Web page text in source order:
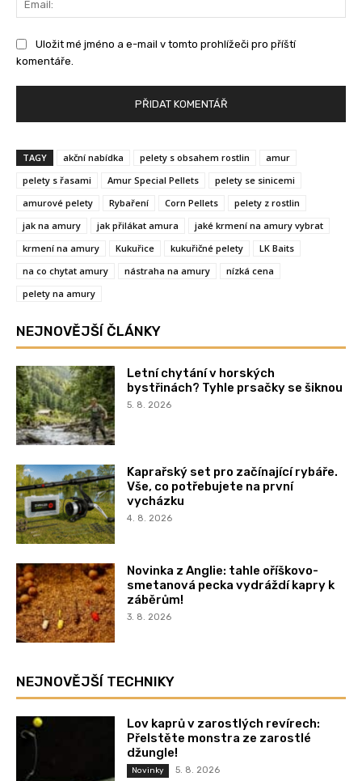
Uložit mé jméno a e-mail v tomto prohlížeči pro příští
komentáře.
TAGY akční nabídka pelety s obsahem rostlin
amur
pelety s řasami
Amur Special Pellets
pelety se sinicemi
amurové pelety
Rybaření Corn Pellets
pelety z rostlin
jak na amury
jak přilákat amura
jaké krmení na amury vybrat
krmení na amury
Kukuřice kukuřičné pelety
LK Baits
na co chytat amury
nástraha na amury
nízká cena
pelety na amury
NEJNOVĚJŠÍ ČLÁNKY
Letní chytání v horských
bystřinách? Tyhle prsačky se šiknou
5. 8. 2026
Kaprařský set pro začínající rybáře.
Vše, co potřebujete na první
vycházku
4. 8. 2026
Novinka z Anglie: tahle oříškovo-
smetanová pecka vydráždí kapry k
záběrům!
3. 8. 2026
NEJNOVĚJŠÍ TECHNIKY
Lov kaprů v zarostlých revírech:
Přelstěte monstra ze zarostlé
džungle!
Novinky 5. 8. 2026